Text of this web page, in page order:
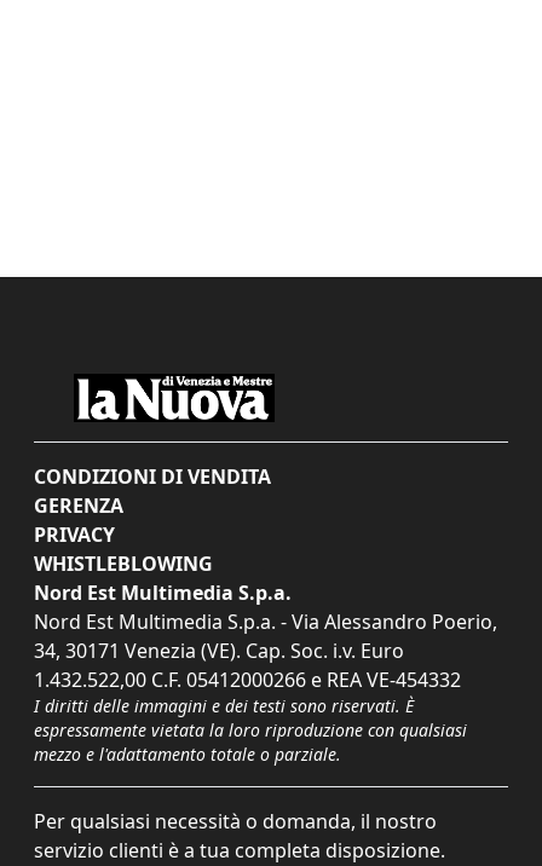
CONDIZIONI DI VENDITA
GERENZA
PRIVACY
WHISTLEBLOWING
Nord Est Multimedia S.p.a.
Nord Est Multimedia S.p.a. - Via Alessandro Poerio,
34, 30171 Venezia (VE). Cap. Soc. i.v. Euro
1.432.522,00 C.F. 05412000266 e REA VE-454332
I diritti delle immagini e dei testi sono riservati. È
espressamente vietata la loro riproduzione con qualsiasi
mezzo e l'adattamento totale o parziale.
Per qualsiasi necessità o domanda, il nostro
servizio clienti è a tua completa disposizione.